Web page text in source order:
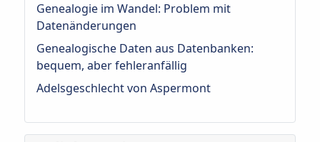
Genealogie im Wandel: Problem mit
Datenänderungen
Genealogische Daten aus Datenbanken:
bequem, aber fehleranfällig
Adelsgeschlecht von Aspermont